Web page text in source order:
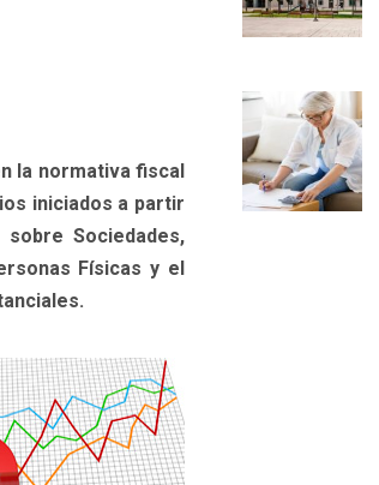
la normativa fiscal
iniciados a partir
Sociedades,
Físicas y el